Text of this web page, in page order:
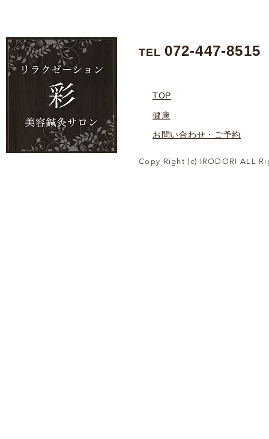
TEL 072-447-8515
TOP
健康
お問い合わせ・ご予約
Copy Right (c) IRODORI ALL